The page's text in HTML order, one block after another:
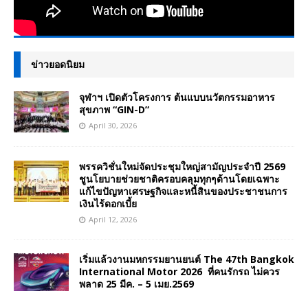
ข่าวยอดนิยม
จุฬาฯ เปิดตัวโครงการ ต้นแบบนวัตกรรมอาหาร
สุขภาพ “GIN-D”
April 30, 2026
พรรควิชั่นใหม่จัดประชุมใหญ่สามัญประจำปี 2569
ชูนโยบายช่วยชาติครอบคลุมทุกๆด้านโดยเฉพาะ
แก้ไขปัญหาเศรษฐกิจและหนี้สินของประชาชนการ
เงินไร้ดอกเบี้ย
April 12, 2026
เริ่มแล้วงานมหกรรมยานยนต์ The 47th Bangkok
International Motor 2026 ที่คนรักรถ ไม่ควร
พลาด 25 มีค. – 5 เมย.2569